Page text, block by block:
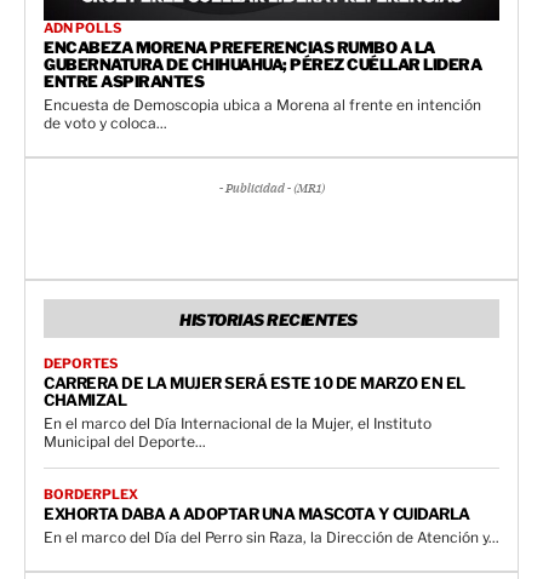
ADN POLLS
ENCABEZA MORENA PREFERENCIAS RUMBO A LA
GUBERNATURA DE CHIHUAHUA; PÉREZ CUÉLLAR LIDERA
ENTRE ASPIRANTES
Encuesta de Demoscopia ubica a Morena al frente en intención
de voto y coloca...
- Publicidad - (MR1)
HISTORIAS RECIENTES
DEPORTES
CARRERA DE LA MUJER SERÁ ESTE 10 DE MARZO EN EL
CHAMIZAL
En el marco del Día Internacional de la Mujer, el Instituto
Municipal del Deporte...
BORDERPLEX
EXHORTA DABA A ADOPTAR UNA MASCOTA Y CUIDARLA
En el marco del Día del Perro sin Raza, la Dirección de Atención y...